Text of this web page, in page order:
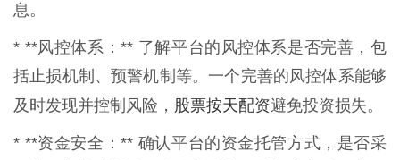
息。
* **风控体系：** 了解平台的风控体系是否完善，包
括止损机制、预警机制等。一个完善的风控体系能够
及时发现并控制风险， 股票按天配资避免投资损失。
* **资金安全：** 确认平台的资金托管方式，是否采